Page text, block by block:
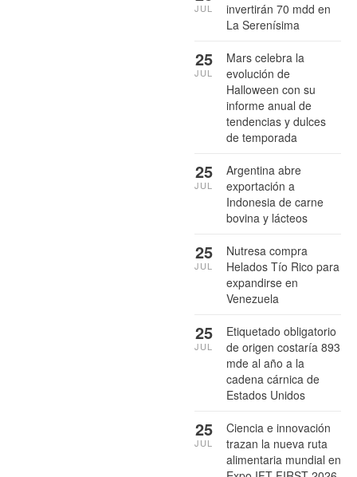
invertirán 70 mdd en
La Serenísima
JUL
Mars celebra la
evolución de
Halloween con su
informe anual de
tendencias y dulces
de temporada
25
JUL
Argentina abre
exportación a
Indonesia de carne
bovina y lácteos
25
JUL
Nutresa compra
Helados Tío Rico para
expandirse en
Venezuela
25
JUL
Etiquetado obligatorio
de origen costaría 893
mde al año a la
cadena cárnica de
Estados Unidos
25
JUL
Ciencia e innovación
trazan la nueva ruta
alimentaria mundial en
25
JUL